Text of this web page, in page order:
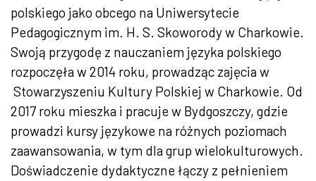
polskiego jako obcego na Uniwersytecie
Pedagogicznym im. H. S. Skoworody w Charkowie.
Swoją przygodę z nauczaniem języka polskiego
rozpoczęła w 2014 roku, prowadząc zajęcia w
Stowarzyszeniu Kultury Polskiej w Charkowie. Od
2017 roku mieszka i pracuje w Bydgoszczy, gdzie
prowadzi kursy językowe na różnych poziomach
zaawansowania, w tym dla grup wielokulturowych.
Doświadczenie dydaktyczne łączy z pełnieniem